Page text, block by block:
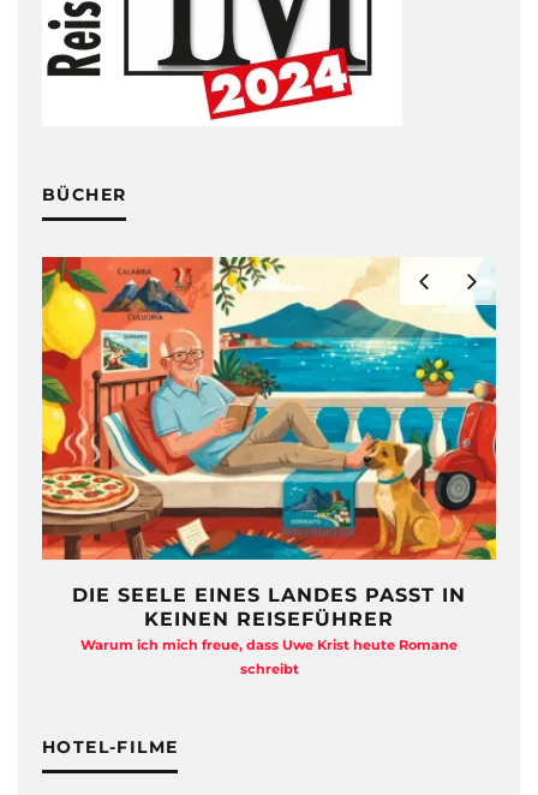
BÜCHER
DIE SEELE EINES LANDES PASST IN
KEINEN REISEFÜHRER
Warum ich mich freue, dass Uwe Krist heute Romane
schreibt
HOTEL-FILME